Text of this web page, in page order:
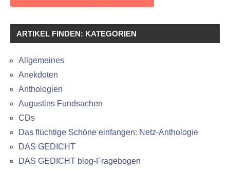
ARTIKEL FINDEN: KATEGORIEN
Allgemeines
Anekdoten
Anthologien
Augustins Fundsachen
CDs
Das flüchtige Schöne einfangen: Netz-Anthologie
DAS GEDICHT
DAS GEDICHT blog-Fragebogen